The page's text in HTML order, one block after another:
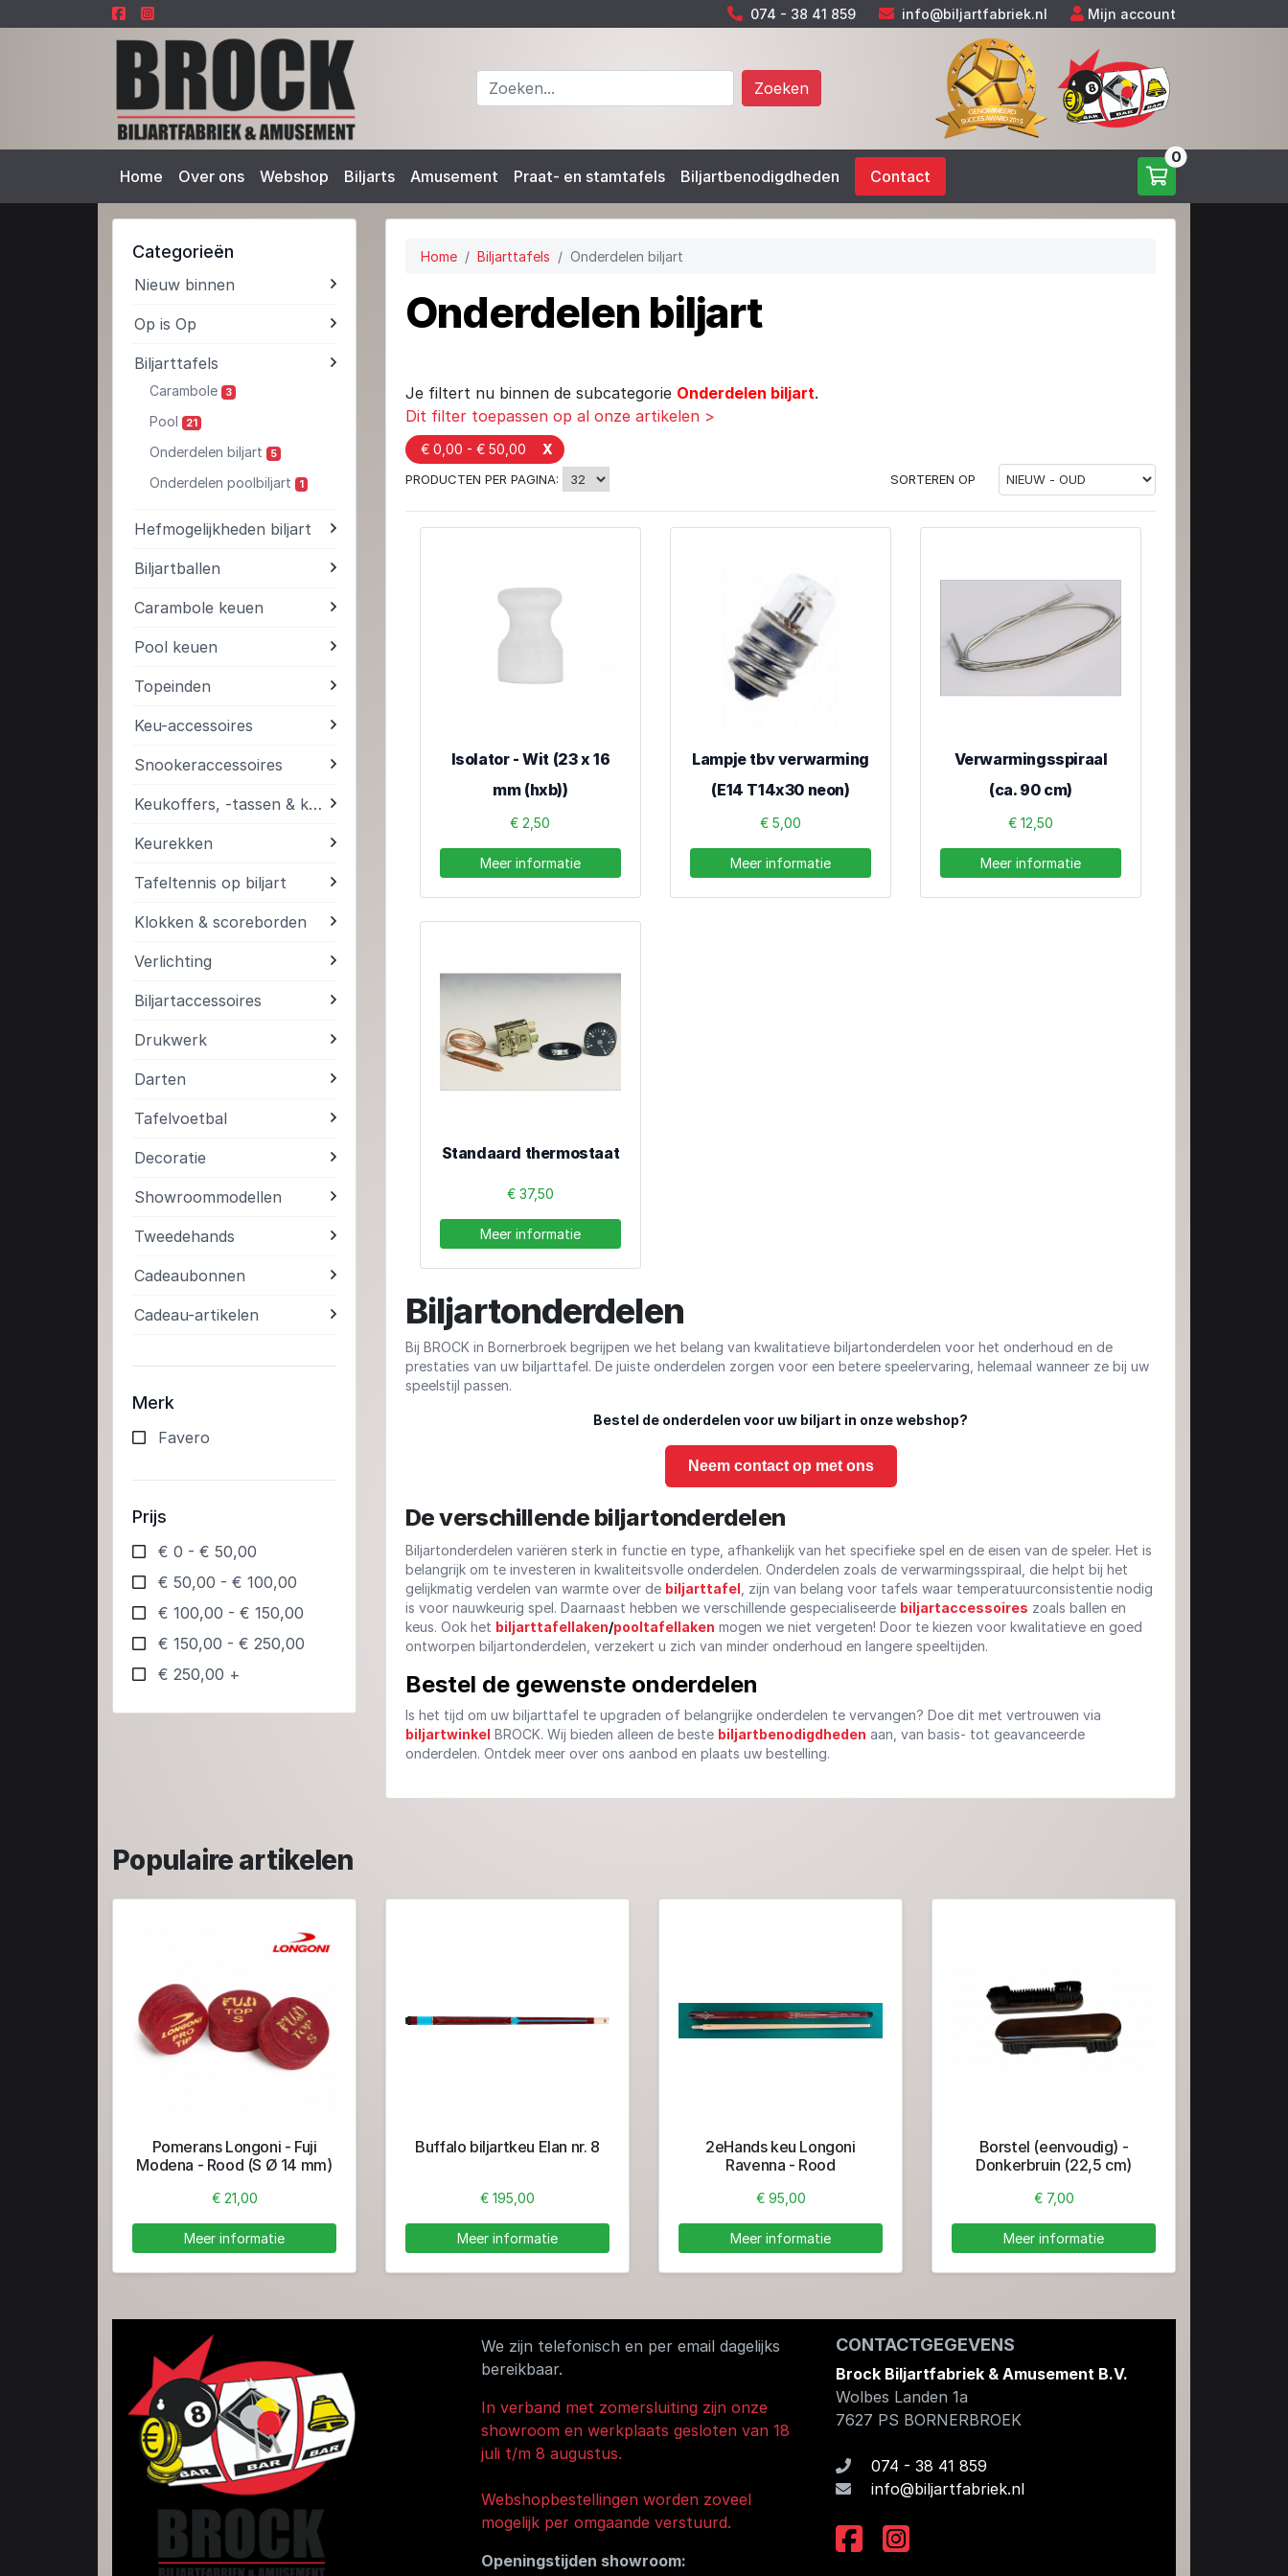
074 - 38 41 859 info@biljartfabriek.nl Mijn account
Zoeken
Home Over ons Webshop Biljarts Amusement Praat- en stamtafels Biljartbenodigdheden Contact
0
Categorieën
Nieuw binnen
Op is Op
Biljarttafels
Carambole 3
Pool 21
Onderdelen biljart 5
Onderdelen poolbiljart 1
Hefmogelijkheden biljart
Biljartballen
Carambole keuen
Pool keuen
Topeinden
Keu-accessoires
Snookeraccessoires
Keukoffers, -tassen & kokers
Keurekken
Tafeltennis op biljart
Klokken & scoreborden
Verlichting
Biljartaccessoires
Drukwerk
Darten
Tafelvoetbal
Decoratie
Showroommodellen
Tweedehands
Cadeaubonnen
Cadeau-artikelen
Merk
Favero
Prijs
€ 0 - € 50,00
€ 50,00 - € 100,00
€ 100,00 - € 150,00
€ 150,00 - € 250,00
€ 250,00 +
Home Biljarttafels Onderdelen biljart
Onderdelen biljart
Je filtert nu binnen de subcategorie Onderdelen biljart.
Dit filter toepassen op al onze artikelen >
X
€ 0,00 - € 50,00
PRODUCTEN PER PAGINA: SORTEREN OP
Isolator - Wit (23 x 16
mm (hxb))
€ 2,50
Meer informatie
Lampje tbv verwarming
(E14 T14x30 neon)
€ 5,00
Meer informatie
Verwarmingsspiraal
(ca. 90 cm)
€ 12,50
Meer informatie
Standaard thermostaat
€ 37,50
Meer informatie
Biljartonderdelen
Bij BROCK in Bornerbroek begrijpen we het belang van kwalitatieve biljartonderdelen voor het onderhoud en de
prestaties van uw biljarttafel. De juiste onderdelen zorgen voor een betere speelervaring, helemaal wanneer ze bij uw
speelstijl passen.
Bestel de onderdelen voor uw biljart in onze webshop?
Neem contact op met ons
De verschillende biljartonderdelen
Biljartonderdelen variëren sterk in functie en type, afhankelijk van het specifieke spel en de eisen van de speler. Het is
belangrijk om te investeren in kwaliteitsvolle onderdelen. Onderdelen zoals de verwarmingsspiraal, die helpt bij het
gelijkmatig verdelen van warmte over de biljarttafel , zijn van belang voor tafels waar temperatuurconsistentie nodig
is voor nauwkeurig spel. Daarnaast hebben we verschillende gespecialiseerde biljartaccessoires zoals ballen en
keus. Ook het biljarttafellaken/pooltafellaken mogen we niet vergeten! Door te kiezen voor kwalitatieve en goed
ontworpen biljartonderdelen, verzekert u zich van minder onderhoud en langere speeltijden.
Bestel de gewenste onderdelen
Is het tijd om uw biljarttafel te upgraden of belangrijke onderdelen te vervangen? Doe dit met vertrouwen via
biljartwinkel BROCK. Wij bieden alleen de beste biljartbenodigdheden aan, van basis- tot geavanceerde
onderdelen. Ontdek meer over ons aanbod en plaats uw bestelling.
Populaire artikelen
Pomerans Longoni - Fuji
Modena - Rood (S Ø 14 mm)
€ 21,00
Meer informatie
Buffalo biljartkeu Elan nr. 8
€ 195,00
Meer informatie
2eHands keu Longoni
Ravenna - Rood
€ 95,00
Meer informatie
Borstel (eenvoudig) -
Donkerbruin (22,5 cm)
€ 7,00
Meer informatie
We zijn telefonisch en per email dagelijks
bereikbaar.
In verband met zomersluiting zijn onze
showroom en werkplaats gesloten van 18
juli t/m 8 augustus.
Webshopbestellingen worden zoveel
mogelijk per omgaande verstuurd.
Openingstijden showroom:
CONTACTGEGEVENS
Brock Biljartfabriek & Amusement B.V.
Wolbes Landen 1a
7627 PS BORNERBROEK
074 - 38 41 859
info@biljartfabriek.nl